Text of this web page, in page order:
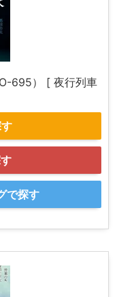
695） [ 夜行列車
で探す